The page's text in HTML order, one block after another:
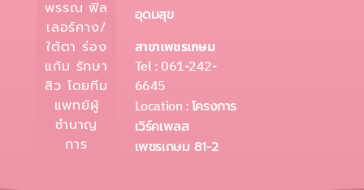
พรรณ ฟิล
เลอร์คาง/
ใต้ตา ร่อง
แก้ม รักษา
สิว โดยทีม
แพทย์ผู้
ชำนาญ
การ
อุดมสุข
สาขาเพชรเกษม
Tel : 061-242-
6645
Location :โครงการ
เวิร์คเพลส
เพชรเกษม 81-2